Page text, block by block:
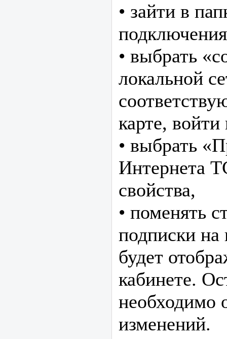
• зайти в
• выбрать
локальной
карте, войти
• выбрать
Интернета
свойства,
• поменять
подписки
будет
кабинете.
необходимо
изменений.